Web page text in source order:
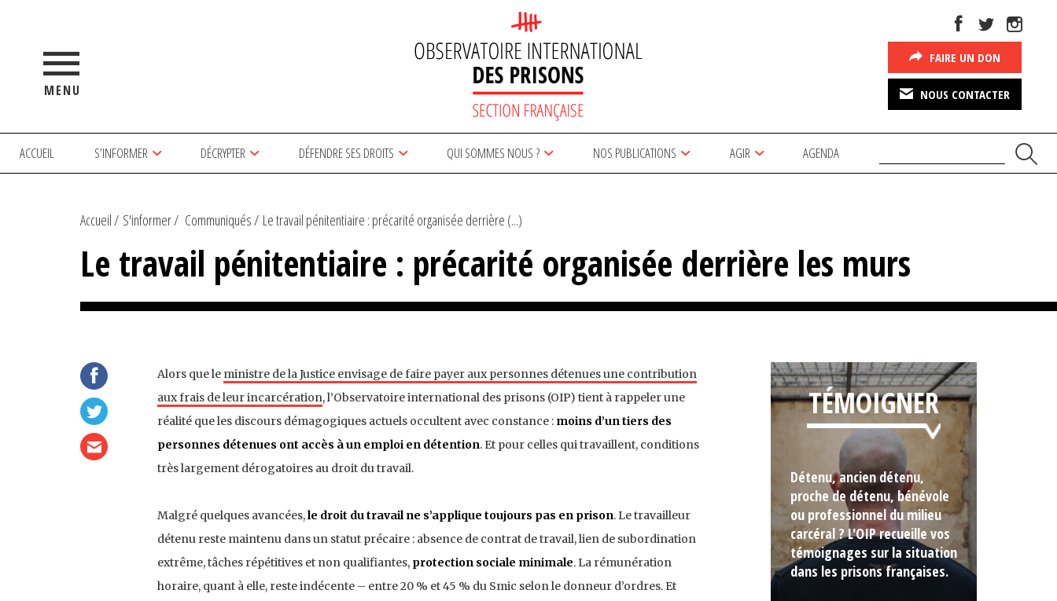
MENU
FAIRE UN DON
NOUS CONTACTER
ACCUEIL S’INFORMER DÉCRYPTER DÉFENDRE SES DROITS QUI SOMMES NOUS ? NOS PUBLICATIONS AGIR AGENDA
Accueil S'informer Communiqués Le travail pénitentiaire : précarité organisée derrière (...)
Le travail pénitentiaire : précarité organisée derrière les murs
Alors que le ministre de la Justice envisage de faire payer aux personnes détenues une contribution
aux frais de leur incarcération, l’Observatoire international des prisons (OIP) tient à rappeler une
réalité que les discours démagogiques actuels occultent avec constance : moins d’un tiers des
personnes détenues ont accès à un emploi en détention. Et pour celles qui travaillent, conditions
très largement dérogatoires au droit du travail.
Malgré quelques avancées,le droit du travail ne s’applique toujours pas en prison. Le travailleur
détenu reste maintenu dans un statut précaire : absence de contrat de travail, lien de subordination
extrême, tâches répétitives et non qualifiantes, protection sociale minimale. La rémunération
horaire, quant à elle, reste indécente – entre 20 % et 45 % du Smic selon le donneur d’ordres. Et
TÉMOIGNER
Détenu, ancien détenu,
proche de détenu, bénévole
ou professionnel du milieu
carcéral ? L'OIP recueille vos
témoignages sur la situation
dans les prisons françaises.